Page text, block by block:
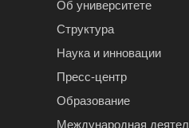
Об университете
Структура
Наука и инновации
Пресс-центр
Образование
Международная